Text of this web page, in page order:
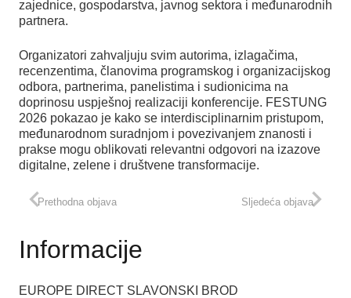
zajednice, gospodarstva, javnog sektora i međunarodnih
partnera.
Organizatori zahvaljuju svim autorima, izlagačima,
recenzentima, članovima programskog i organizacijskog
odbora, partnerima, panelistima i sudionicima na
doprinosu uspješnoj realizaciji konferencije. FESTUNG
2026 pokazao je kako se interdisciplinarnim pristupom,
međunarodnom suradnjom i povezivanjem znanosti i
prakse mogu oblikovati relevantni odgovori na izazove
digitalne, zelene i društvene transformacije.
Prethodna objava Sljedeća objava
Informacije
EUROPE DIRECT SLAVONSKI BROD